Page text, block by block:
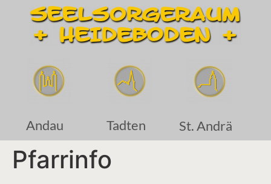
Andau Tadten St. Andrä
Pfarrinfo